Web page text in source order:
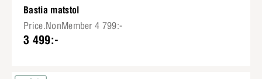
Bastia matstol
Price.NonMember 4 799:-
3 499:-